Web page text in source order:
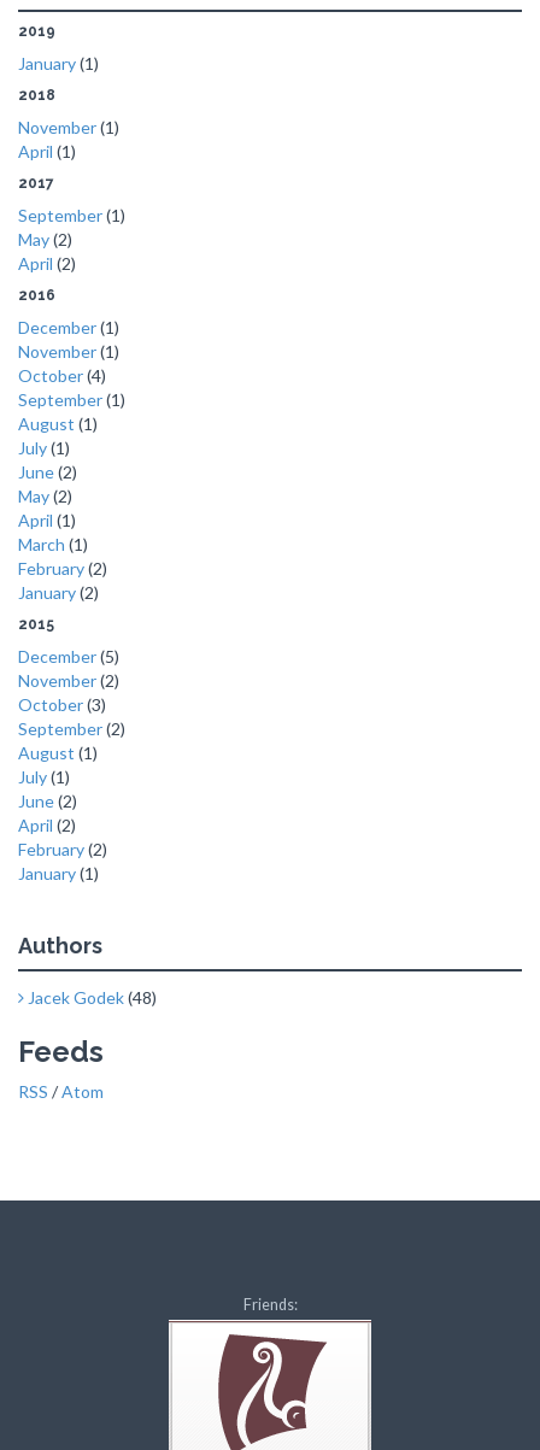
2019
January(1)
2018
November(1)
April (1)
2017
September(1)
May(2)
April (2)
2016
December(1)
November(1)
October(4)
September(1)
August (1)
July(1)
June(2)
May(2)
April (1)
March (1)
February(2)
January(2)
2015
December(5)
November(2)
October(3)
September(2)
August (1)
July(1)
June(2)
April (2)
February(2)
January(1)
Authors
Jacek Godek(48)
Feeds
RSS /Atom
Friends: